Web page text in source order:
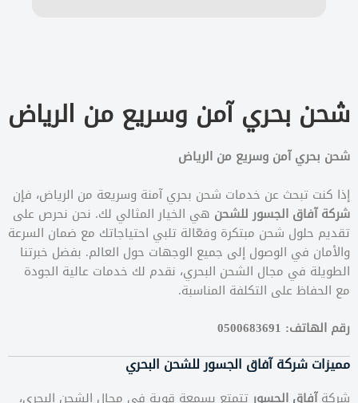
شحن بحري آمن وسريع من الرياض
شحن بحري آمن وسريع من الرياض
إذا كنت تبحث عن خدمات شحن بحري آمنة وسريعة من الرياض، فإن
شركة آفاق الجسور للشحن هي الخيار المثالي لك. نحن نحرص على
تقديم حلول شحن مبتكرة وفعّالة تلبي احتياجاتك مع ضمان السرعة
والأمان في الوصول إلى جميع الوجهات حول العالم. بفضل خبرتنا
الطويلة في مجال الشحن البحري، نقدم لك خدمات عالية الجودة
مع الحفاظ على التكلفة المناسبة.
رقم الهاتف: 0500683691
مميزات شركة آفاق الجسور للشحن البحري
شركةآفاق الجسور تتمتع بسمعة قوية في مجال الشحن البحري،